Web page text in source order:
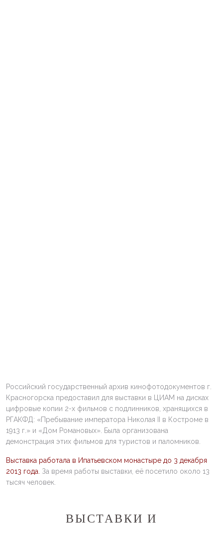
Российский государственный архив кинофотодокументов г.
Красногорска предоставил для выставки в ЦИАМ на дисках
цифровые копии 2-х фильмов с подлинников, хранящихся в
РГАКФД: «Пребывание императора Николая II в Костроме в
1913 г.» и «Дом Романовых». Была организована
демонстрация этих фильмов для туристов и паломников.
Выставка работала в Ипатьевском монастыре до 3 декабря
2013 года. За время работы выставки, её посетило около 13
тысяч человек.
ВЫСТАВКИ И